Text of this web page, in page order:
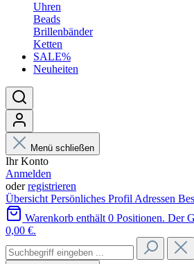
Uhren
Beads
Brillenbänder
Ketten
SALE%
Neuheiten
Menü schließen
Ihr Konto
Anmelden
oderregistrieren
Übersicht Persönliches Profil Adressen
Warenkorb enthält 0 Positionen. Der
0,00 €.